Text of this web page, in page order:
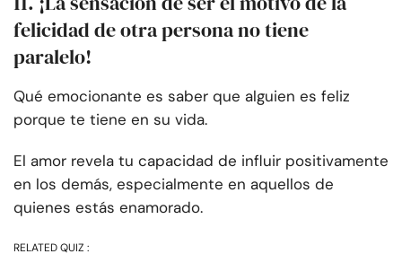
felicidad de otra persona no tiene
paralelo!
Qué emocionante es saber que alguien es feliz
porque te tiene en su vida.
El amor revela tu capacidad de influir positivamente
en los demás, especialmente en aquellos de
quienes estás enamorado.
RELATED QUIZ :